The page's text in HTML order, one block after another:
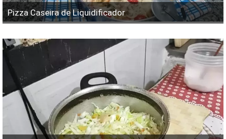
Pizza Caseira de Liquidificador